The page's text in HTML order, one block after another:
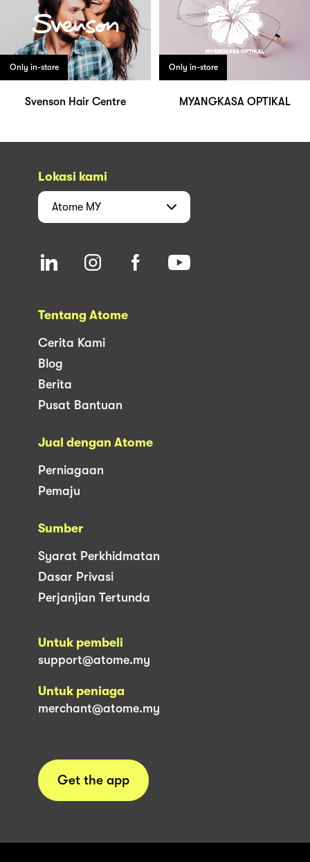
Only in-store
Svenson Hair Centre
Only in-store
MYANGKASA OPTIKAL
Lokasi kami
Atome MY
Tentang Atome
Cerita Kami
Blog
Berita
Pusat Bantuan
Jual dengan Atome
Perniagaan
Pemaju
Sumber
Syarat Perkhidmatan
Dasar Privasi
Perjanjian Tertunda
Untuk pembeli
support@atome.my
Untuk peniaga
merchant@atome.my
Get the app